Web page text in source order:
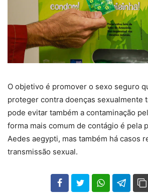
O objetivo é promover o sexo seguro
proteger contra doenças sexualmente
pode evitar também a contaminação
forma mais comum de contágio é pela
Aedes aegypti, mas também há casos
transmissão sexual.
102 35